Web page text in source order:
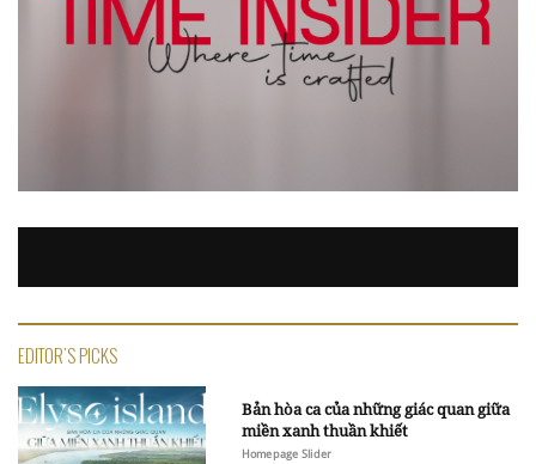
EDITOR'S PICKS
Bản hòa ca của những giác quan giữa
miền xanh thuần khiết
Homepage Slider